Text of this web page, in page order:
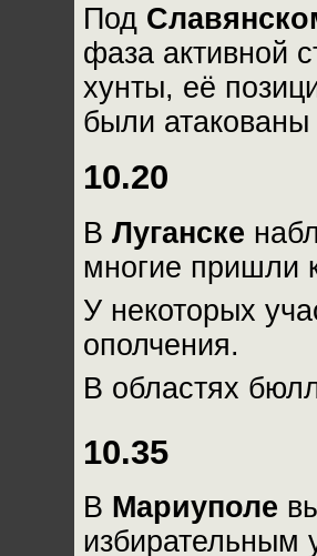
Под
фаза активной
хунты, её
были
10.20
В Луганске
многие пришли
У некоторых
ополчения.
В областях
10.35
В Мариуполе
избирательным